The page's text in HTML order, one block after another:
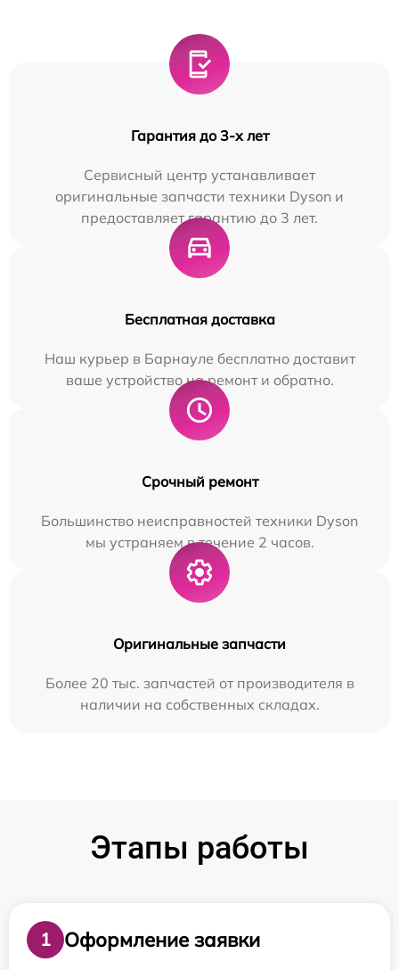
Гарантия до 3-х лет
Сервисный центр устанавливает
оригинальные запчасти техники Dyson и
предоставляет гарантию до 3 лет.
Бесплатная доставка
Наш курьер в Барнауле бесплатно доставит
ваше устройство на ремонт и обратно.
Срочный ремонт
Большинство неисправностей техники Dyson
мы устраняем в течение 2 часов.
Оригинальные запчасти
Более 20 тыс. запчастей от производителя в
наличии на собственных складах.
Этапы работы
1
Оформление заявки